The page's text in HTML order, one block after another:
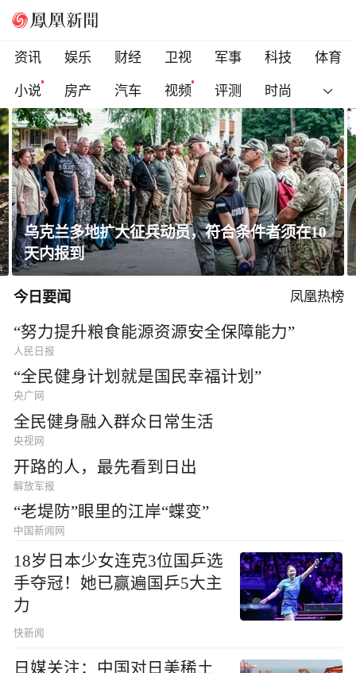
资讯 娱乐 财经 卫视 军事 科技
体育
小说
房产 汽车 视频 评测 时尚
黄土高原窑洞凭啥能冬暖夏凉？老祖宗的智慧
太绝了！
今日要闻 凤凰热榜
“努力提升粮食能源资源安全保障能力”
人民日报
“全民健身计划就是国民幸福计划”
央广网
全民健身融入群众日常生活
央视网
开路的人，最先看到日出
解放军报
“老堤防”眼里的江岸“蝶变”
中国新闻网
18岁日本少女连克3位国乒选
手夺冠！她已赢遍国乒5大主
力
快新闻
日媒关注：中国对日美稀土